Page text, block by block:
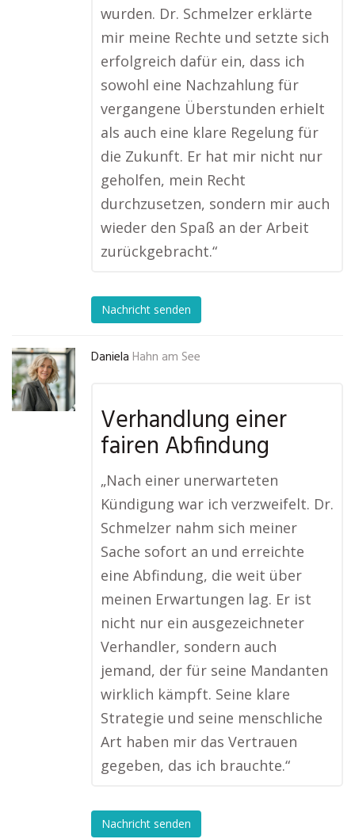
wurden. Dr. Schmelzer erklärte
mir meine Rechte und setzte sich
erfolgreich dafür ein, dass ich
sowohl eine Nachzahlung für
vergangene Überstunden erhielt
als auch eine klare Regelung für
die Zukunft. Er hat mir nicht nur
geholfen, mein Recht
durchzusetzen, sondern mir auch
wieder den Spaß an der Arbeit
zurückgebracht.“
Nachricht senden
Daniela Hahn am See
Verhandlung einer
fairen Abfindung
„Nach einer unerwarteten
Kündigung war ich verzweifelt. Dr.
Schmelzer nahm sich meiner
Sache sofort an und erreichte
eine Abfindung, die weit über
meinen Erwartungen lag. Er ist
nicht nur ein ausgezeichneter
Verhandler, sondern auch
jemand, der für seine Mandanten
wirklich kämpft. Seine klare
Strategie und seine menschliche
Art haben mir das Vertrauen
gegeben, das ich brauchte.“
Nachricht senden